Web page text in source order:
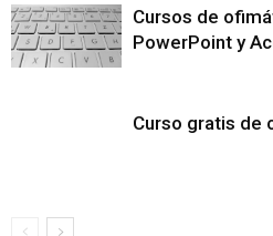
Cursos de
PowerPoint y
Curso gratis de